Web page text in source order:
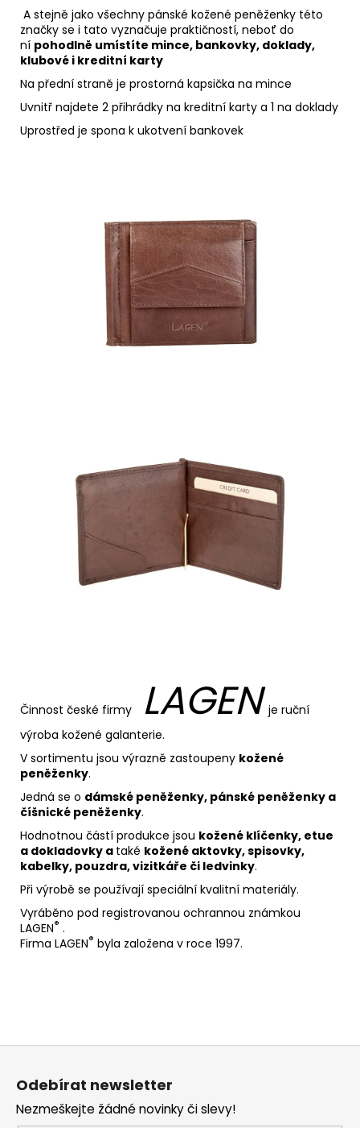
A stejně jako všechny pánské kožené peněženky této
značky se i tato vyznačuje praktičností, neboť do
ní pohodlně umístíte mince, bankovky, doklady,
klubové i kreditní karty
Na přední straně je prostorná kapsička na mince
Uvnitř najdete 2 přihrádky na kreditní karty a 1 na doklady
Uprostřed je spona k ukotvení bankovek
Činnost české firmy LAGEN je ruční
výroba kožené galanterie.
V sortimentu jsou výrazně zastoupeny kožené
peněženky.
Jedná se o dámské peněženky, pánské peněženky a
číšnické peněženky.
Hodnotnou částí produkce jsou kožené klíčenky, etue
a dokladovky a také kožené aktovky, spisovky,
kabelky, pouzdra, vizitkáře či ledvinky.
Při výrobě se používají speciální kvalitní materiály.
Vyráběno pod registrovanou ochrannou známkou
LAGEN® .
Firma LAGEN® byla založena v roce 1997.
Z
Odebírat newsletter
Nezmeškejte žádné novinky či slevy!